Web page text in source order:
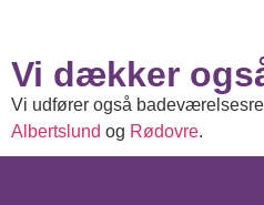
Vi dækker
Vi udfører også
Albertslund og Rødovre.